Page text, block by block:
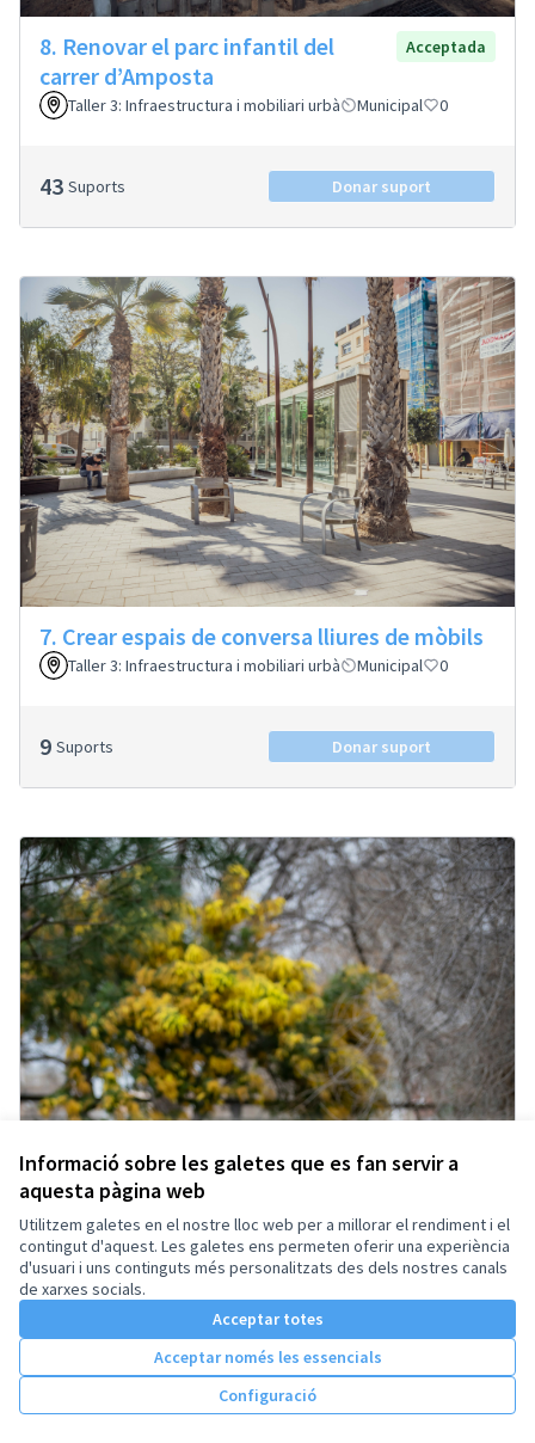
Informació sobre les galetes que es fan servir a
aquesta pàgina web
Utilitzem galetes en el nostre lloc web per a millorar el rendiment i el
contingut d'aquest. Les galetes ens permeten oferir una experiència
d'usuari i uns continguts més personalitzats des dels nostres canals
de xarxes socials.
Acceptar totes
Acceptar només les essencials
Configuració
8. Renovar el parc infantil del
carrer d’Amposta
Acceptada
Taller 3: Infraestructura i mobiliari urbà Municipal 0
43 Suports Donar suport
7. Crear espais de conversa lliures de mòbils
Taller 3: Infraestructura i mobiliari urbà Municipal 0
9 Suports Donar suport